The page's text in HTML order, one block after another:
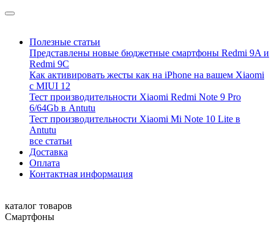
Полезные статьи
Представлены новые бюджетные смартфоны Redmi 9A и
Redmi 9C
Как активировать жесты как на iPhone на вашем Xiaomi
с MIUI 12
Тест производительности Xiaomi Redmi Note 9 Pro
6/64Gb в Antutu
Тест производительности Xiaomi Mi Note 10 Lite в
Antutu
все статьи
Доставка
Оплата
Контактная информация
каталог товаров
Смартфоны